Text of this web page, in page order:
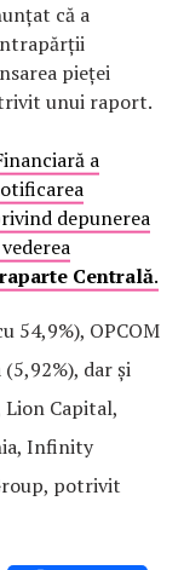
că a
pieței
unui raport.
a
depunerea
Centrală.
54,9%), OPCOM
dar și
Capital,
Infinity
potrivit